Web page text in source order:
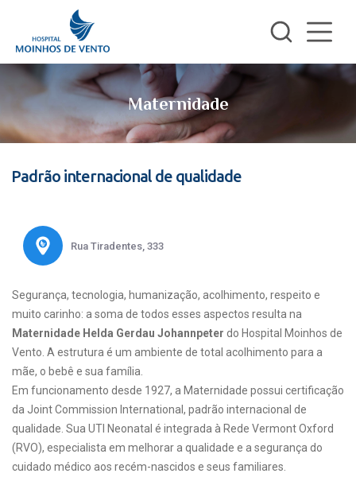
Maternidade
Padrão internacional de qualidade
Rua Tiradentes, 333
Segurança, tecnologia, humanização, acolhimento, respeito e
muito carinho: a soma de todos esses aspectos resulta na
Maternidade Helda Gerdau Johannpeter do Hospital Moinhos de
Vento. A estrutura é um ambiente de total acolhimento para a
mãe, o bebê e sua família.
Em funcionamento desde 1927, a Maternidade possui certificação
da Joint Commission International, padrão internacional de
qualidade. Sua UTI Neonatal é integrada à Rede Vermont Oxford
(RVO), especialista em melhorar a qualidade e a segurança do
cuidado médico aos recém-nascidos e seus familiares.